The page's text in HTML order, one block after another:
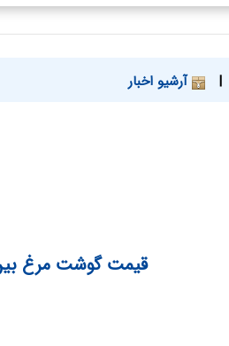
| آرشیو اخبار
قیمت گوشت مرغ بین 70 تا 90 هزار